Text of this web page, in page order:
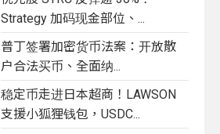
Strategy 加码现金部位、...
普丁签署加密货币法案：开放散
户合法买币、全面纳...
稳定币走进日本超商！LAWSON
支援小狐狸钱包，USDC...